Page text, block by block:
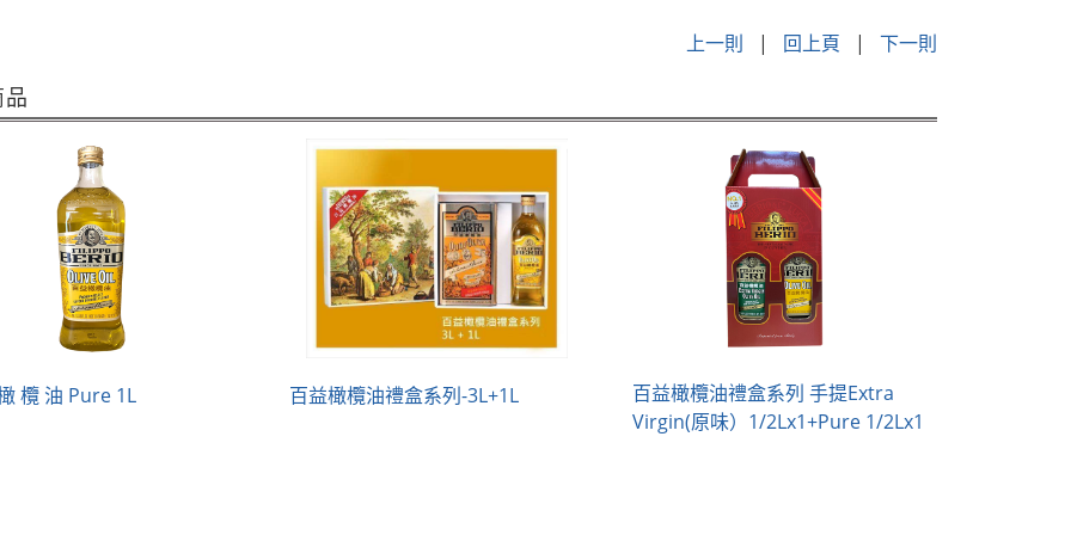
上一則 | 回上頁 | 下一則
品
欖 油 Pure 1L 百益橄欖油禮盒系列-3L+1L
百益橄欖油禮盒系列 手提Extra
Virgin(原味）1/2Lx1+Pure 1/2Lx1